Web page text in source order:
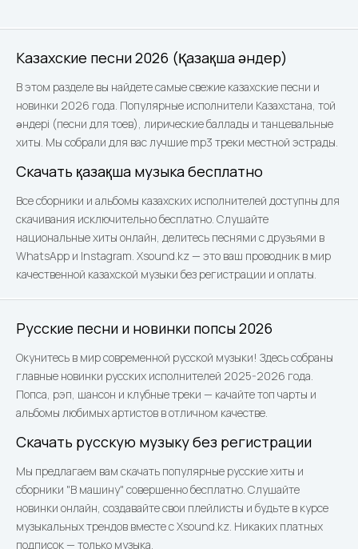
Казахские песни 2026 (Қазақша әндер)
В этом разделе вы найдете самые свежие казахские песни и
новинки 2026 года. Популярные исполнители Казахстана, той
әндері (песни для тоев), лирические баллады и танцевальные
хиты. Мы собрали для вас лучшие mp3 треки местной эстрады.
Скачать қазақша музыка бесплатно
Все сборники и альбомы казахских исполнителей доступны для
скачивания исключительно бесплатно. Слушайте
национальные хиты онлайн, делитесь песнями с друзьями в
WhatsApp и Instagram. Xsound.kz — это ваш проводник в мир
качественной казахской музыки без регистрации и оплаты.
Русские песни и новинки попсы 2026
Окунитесь в мир современной русской музыки! Здесь собраны
главные новинки русских исполнителей 2025-2026 года.
Попса, рэп, шансон и клубные треки — качайте топ чарты и
альбомы любимых артистов в отличном качестве.
Скачать русскую музыку без регистрации
Мы предлагаем вам скачать популярные русские хиты и
сборники "В машину" совершенно бесплатно. Слушайте
новинки онлайн, создавайте свои плейлисты и будьте в курсе
музыкальных трендов вместе с Xsound.kz. Никаких платных
подписок — только музыка.